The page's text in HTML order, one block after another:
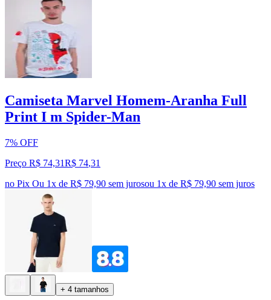
Camiseta Marvel Homem-Aranha Full
Print I m Spider-Man
7% OFF
Preço R$ 74,31R$ 74,31
no Pix Ou 1x de R$ 79,90 sem jurosou 1x de R$ 79,90 sem juros
+ 4 tamanhos